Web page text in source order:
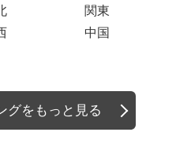
関東
中国
グをもっと見る